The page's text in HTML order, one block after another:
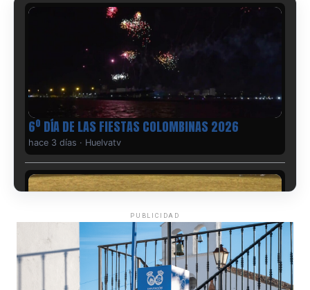
6º DÍA DE LAS FIESTAS COLOMBINAS 2026
hace 3 días · Huelvatv
PUBLICIDAD